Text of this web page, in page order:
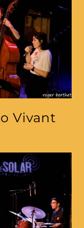
Vivant